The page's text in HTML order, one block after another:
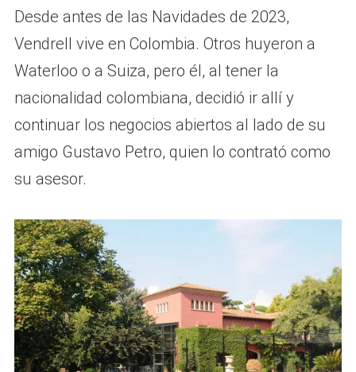
Desde antes de las Navidades de 2023,
Vendrell vive en Colombia. Otros huyeron a
Waterloo o a Suiza, pero él, al tener la
nacionalidad colombiana, decidió ir allí y
continuar los negocios abiertos al lado de su
amigo Gustavo Petro, quien lo contrató como
su asesor.